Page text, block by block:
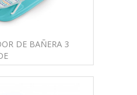
DE BAÑERA 3